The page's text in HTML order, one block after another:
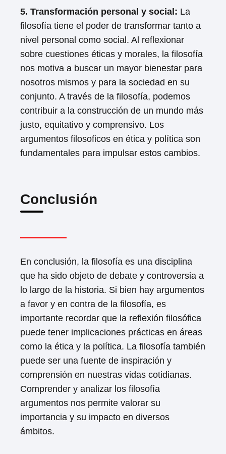
5. Transformación personal y social: La
filosofía tiene el poder de transformar tanto a
nivel personal como social. Al reflexionar
sobre cuestiones éticas y morales, la filosofía
nos motiva a buscar un mayor bienestar para
nosotros mismos y para la sociedad en su
conjunto. A través de la filosofía, podemos
contribuir a la construcción de un mundo más
justo, equitativo y comprensivo. Los
argumentos filosoficos en ética y política son
fundamentales para impulsar estos cambios.
Conclusión
En conclusión, la filosofía es una disciplina
que ha sido objeto de debate y controversia a
lo largo de la historia. Si bien hay argumentos
a favor y en contra de la filosofía, es
importante recordar que la reflexión filosófica
puede tener implicaciones prácticas en áreas
como la ética y la política. La filosofía también
puede ser una fuente de inspiración y
comprensión en nuestras vidas cotidianas.
Comprender y analizar los filosofía
argumentos nos permite valorar su
importancia y su impacto en diversos
ámbitos.